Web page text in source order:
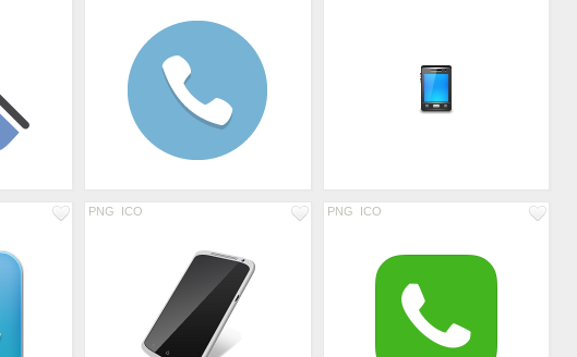
PNG ICO PNG ICO